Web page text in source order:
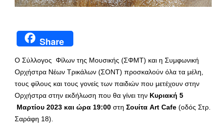
Share
Ο Σύλλογος Φίλων της Μουσικής (ΣΦΜΤ) και η Συμφωνική
Ορχήστρα Νέων Τρικάλων (ΣΟΝΤ) προσκαλούν όλα τα μέλη,
τους φίλους και τους γονείς των παιδιών που μετέχουν στην
Ορχήστρα στην εκδήλωση που θα γίνει την Κυριακή 5
Μαρτίου 2023 και ώρα 19:00 στη Σουίτα Art Cafe (οδός Στρ.
Σαράφη 18).